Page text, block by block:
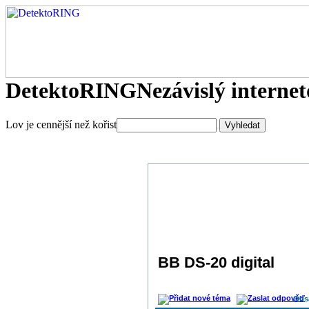
DetektoRINGNezávislý
Lov je cennější než kořist
BB DS-20 digital